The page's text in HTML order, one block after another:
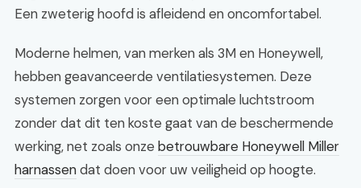
Een zweterig hoofd is afleidend en oncomfortabel.
Moderne helmen, van merken als 3M en Honeywell,
hebben geavanceerde ventilatiesystemen. Deze
systemen zorgen voor een optimale luchtstroom
zonder dat dit ten koste gaat van de beschermende
werking, net zoals onze betrouwbare Honeywell Miller
harnassendat doen voor uw veiligheid op hoogte.